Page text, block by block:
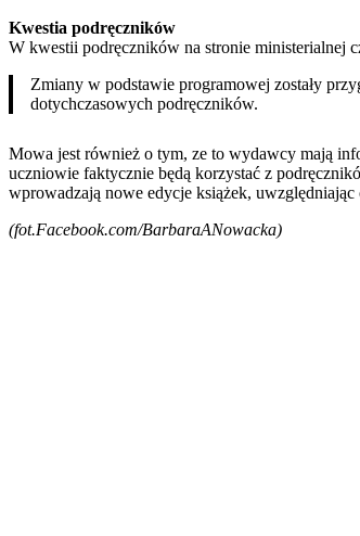
Kwestia podręczników
W kwestii podręczników na stronie ministerialnej
Zmiany w podstawie programowej zostały
dotychczasowych podręczników.
Mowa jest również o tym, ze to wydawcy mają
uczniowie faktycznie będą korzystać z
wprowadzają nowe edycje książek,
(fot.Facebook.com/BarbaraANowacka)